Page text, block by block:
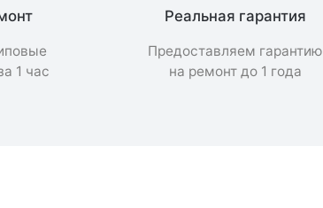
1 час
Реальная гарантия
Предоставляем гарантию
на ремонт до 1 года